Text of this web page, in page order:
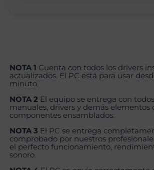
NOTA 1 Cuenta con todos los drivers
actualizados. El PC está para usar
minuto.
NOTA 2 El equipo se entrega con
manuales, drivers y demás elementos
componentes ensamblados.
NOTA 3 El PC se entrega
comprobado por nuestros
el perfecto funcionamiento,
sonoro.